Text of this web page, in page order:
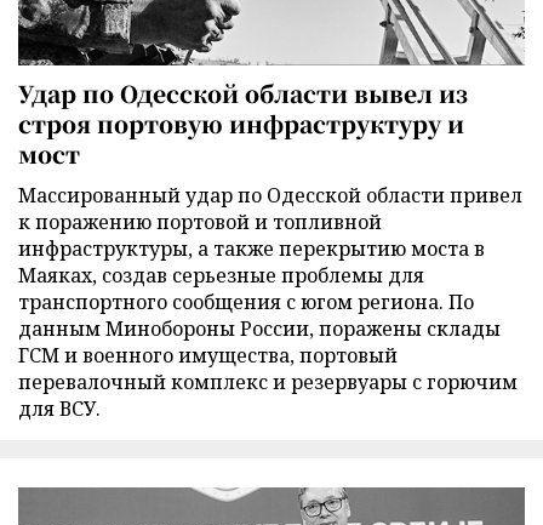
Удар по Одесской области вывел из
строя портовую инфраструктуру и
мост
Массированный удар по Одесской области привел
к поражению портовой и топливной
инфраструктуры, а также перекрытию моста в
Маяках, создав серьезные проблемы для
транспортного сообщения с югом региона. По
данным Минобороны России, поражены склады
ГСМ и военного имущества, портовый
перевалочный комплекс и резервуары с горючим
для ВСУ.